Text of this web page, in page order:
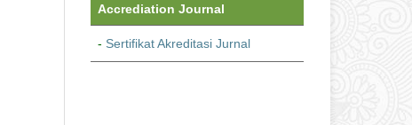
Accrediation Journal
- Sertifikat Akreditasi Jurnal